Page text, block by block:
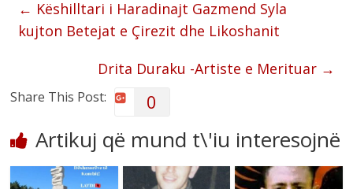
← Këshilltari i Haradinajt Gazmend Syla
kujton Betejat e Çirezit dhe Likoshanit
Drita Duraku -Artiste e Merituar →
Share This Post: 0
Artikuj që mund t\'iu interesojnë